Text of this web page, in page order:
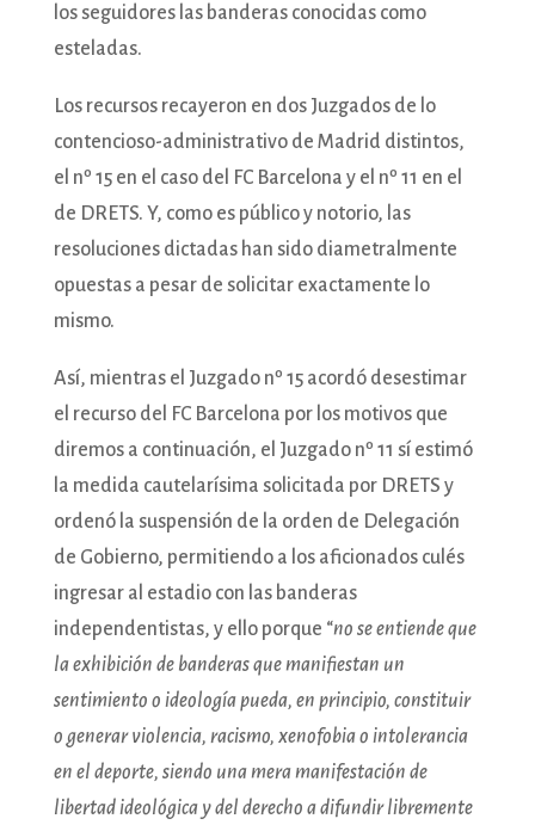
los seguidores las banderas conocidas como
esteladas.
Los recursos recayeron en dos Juzgados de lo
contencioso-administrativo de Madrid distintos,
el nº 15 en el caso del FC Barcelona y el nº 11 en el
de DRETS. Y, como es público y notorio, las
resoluciones dictadas han sido diametralmente
opuestas a pesar de solicitar exactamente lo
mismo.
Así, mientras el Juzgado nº 15 acordó desestimar
el recurso del FC Barcelona por los motivos que
diremos a continuación, el Juzgado nº 11 sí estimó
la medida cautelarísima solicitada por DRETS y
ordenó la suspensión de la orden de Delegación
de Gobierno, permitiendo a los aficionados culés
ingresar al estadio con las banderas
independentistas, y ello porque “no se entiende que
la exhibición de banderas que manifiestan un
sentimiento o ideología pueda, en principio, constituir
o generar violencia, racismo, xenofobia o intolerancia
en el deporte, siendo una mera manifestación de
libertad ideológica y del derecho a difundir libremente